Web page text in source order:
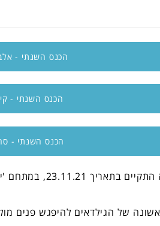
הכנס השנתי -
הכנס השנתי -
הכנס השנתי -
הכנס השנתי של
של הגילדאים להיפגש פנים